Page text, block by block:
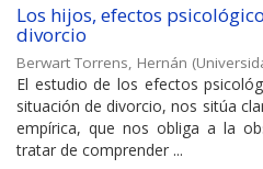
Los hijos, efectos
divorcio
Berwart Torrens, Hernán (
El estudio de los efectos
situación de divorcio, nos sitúa
empírica, que nos obliga a la
tratar de comprender ...